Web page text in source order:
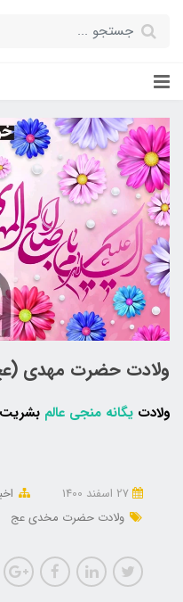
ولادت حضرت مهدی
ولادت یگانه منجی عالم بشریت
ولادت حضرت مخدی عج